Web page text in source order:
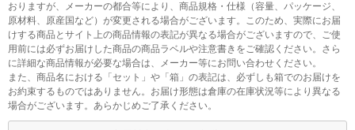
おりますが、メーカーの都合等により、商品規格・仕様（容量、パッケージ、
原材料、原産国など）が変更される場合がございます。このため、実際にお届
けする商品とサイト上の商品情報の表記が異なる場合がございますので、ご使
用前には必ずお届けした商品の商品ラベルや注意書きをご確認ください。さら
に詳細な商品情報が必要な場合は、メーカー等にお問い合わせください。
また、商品名における「セット」や「箱」の表記は、必ずしも箱でのお届けを
お約束するものではありません。お届け形態は倉庫の在庫状況等により異なる
場合がございます。あらかじめご了承ください。